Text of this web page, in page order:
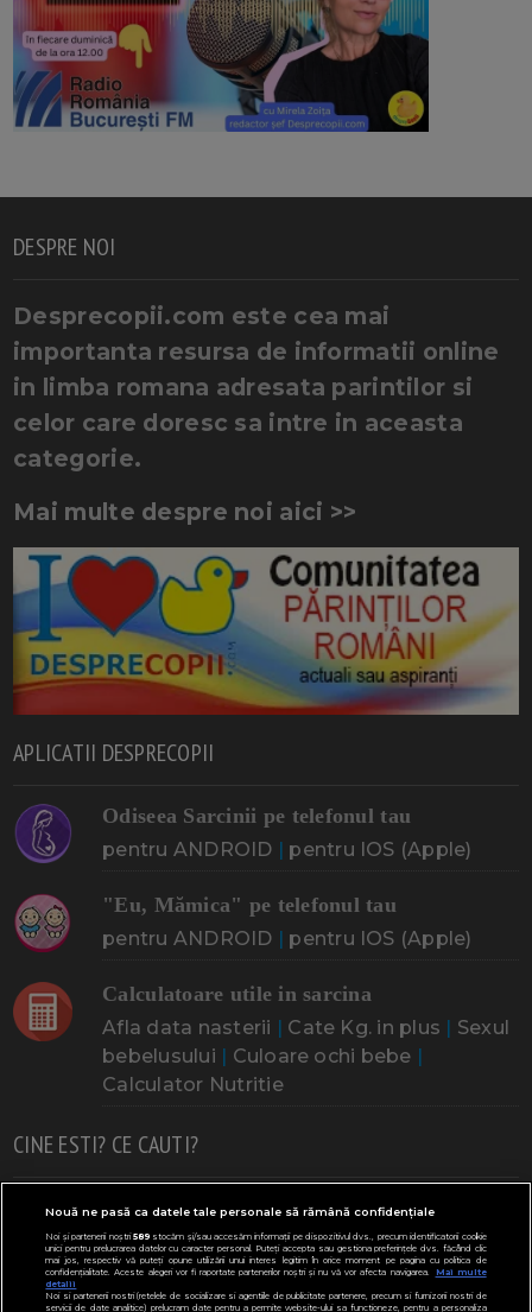
DESPRE NOI
Desprecopii.com este cea mai
importanta resursa de informatii online
in limba romana adresata parintilor si
celor care doresc sa intre in aceasta
categorie.
Mai multe despre noi aici >>
APLICATII DESPRECOPII
Odiseea Sarcinii pe telefonul tau
pentru ANDROID | pentru IOS (Apple)
"Eu, Mămica" pe telefonul tau
pentru ANDROID | pentru IOS (Apple)
Calculatoare utile in sarcina
Afla data nasterii | Cate Kg. in plus | Sexul
bebelusului | Culoare ochi bebe |
Calculator Nutritie
CINE ESTI? CE CAUTI?
Doresc un copil Adoptia Probleme cu sarcina
Urmeaza sa nasc Probleme alaptare Bebe plange
Bebe febra Cresa, Gradinta
Nouă ne pasă ca datele tale personale să rămână confidențiale
Noi și partenerii noștri589stocăm și/sau accesăm informații pe dispozitivul dvs., precum identificatorii cookie
unici pentru prelucrarea datelor cu caracter personal. Puteți accepta sau gestiona preferințele dvs. făcând clic
mai jos, respectiv vă puteți opune utilizării unui interes legitim în orice moment pe pagina cu politica de
confidențialitate. Aceste alegeri vor fi raportate partenerilor noștri și nu vă vor afecta navigarea.
Mai multe
detalii
Noi si partenerii nostri (retelele de socializare si agentiile de publicitate partenere, precum si furnizorii nostri de
servicii de date analitice) prelucram date pentru a permite website-ului sa functioneze, pentru a personaliza